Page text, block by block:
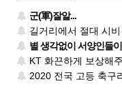
군(軍)잘알...
길거리에서 절대 시
별 생각없이 서양인들
KT 화끈하게 보상해
2020 전국 고등 축구